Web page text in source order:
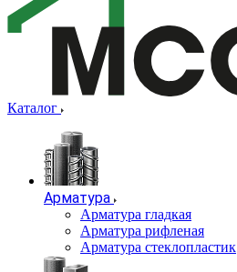
Каталог
Арматура
Арматура гладкая
Арматура рифленая
Арматура стеклопластик